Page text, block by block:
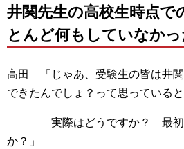
井関先生の高校生時点
とんど何もしていなかっ
高田 「じゃあ、受験生の皆は井
できたんでしょ？って思っている
実際はどうですか？ 最初か
か？」